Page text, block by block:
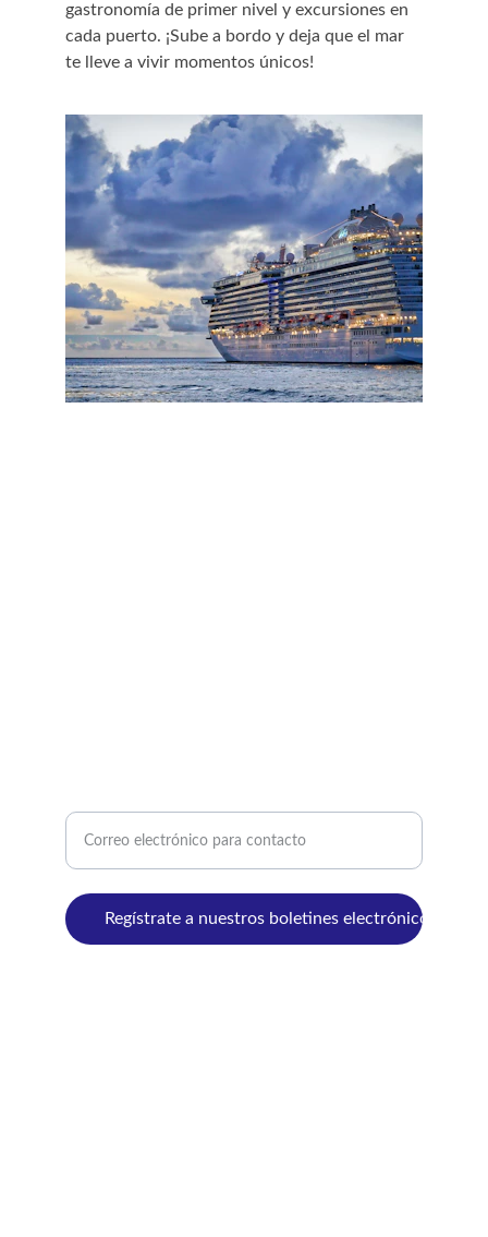
gastronomía de primer nivel y excursiones en
cada puerto. ¡Sube a bordo y deja que el mar
te lleve a vivir momentos únicos!
Regístrate a nuestros boletines electrónicos